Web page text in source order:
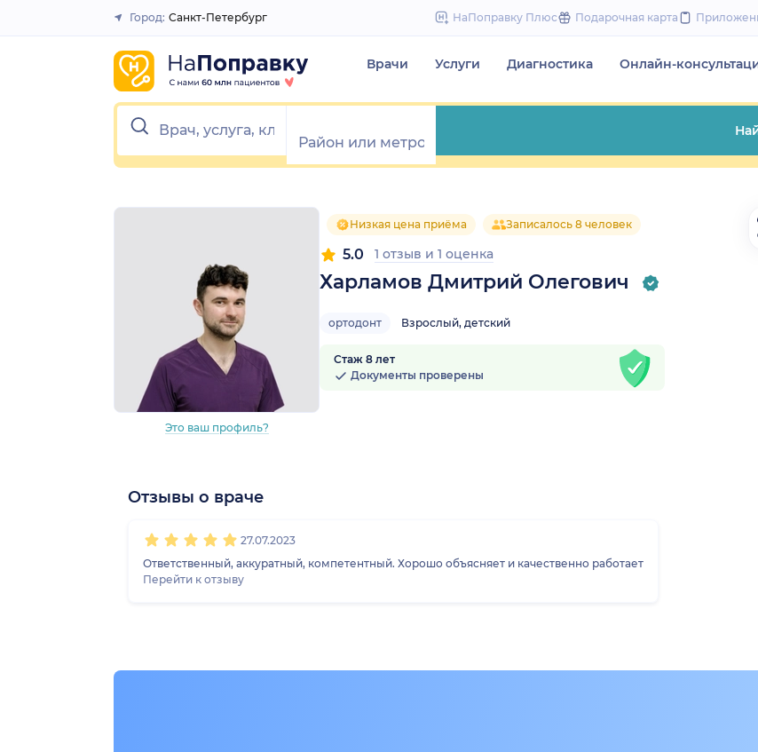
to
Закрыть
Город: Санкт-Петербург НаПоправку Плюс Подарочная карта
Врачи Услуги Диагностика Онлайн-
Это ваш профиль?
Низкая цена приёма Записалось 8 человек
Харламов Дмитрий Олегович
5.0 1 отзыв и 1 оценка
ортодонт Взрослый, детский
Стаж 8 лет
Документы проверены
Отзывы о враче
27.07.2023
Ответственный, аккуратный, компетентный. Хорошо объясняет и качественно работает
Перейти к отзыву